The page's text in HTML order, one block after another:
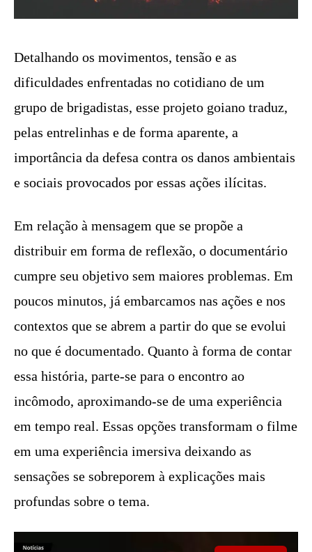
Detalhando os movimentos, tensão e as
dificuldades enfrentadas no cotidiano de um
grupo de brigadistas, esse projeto goiano traduz,
pelas entrelinhas e de forma aparente, a
importância da defesa contra os danos ambientais
e sociais provocados por essas ações ilícitas.
Em relação à mensagem que se propõe a
distribuir em forma de reflexão, o documentário
cumpre seu objetivo sem maiores problemas. Em
poucos minutos, já embarcamos nas ações e nos
contextos que se abrem a partir do que se evolui
no que é documentado. Quanto à forma de contar
essa história, parte-se para o encontro ao
incômodo, aproximando-se de uma experiência
em tempo real. Essas opções transformam o filme
em uma experiência imersiva deixando as
sensações se sobreporem à explicações mais
profundas sobre o tema.